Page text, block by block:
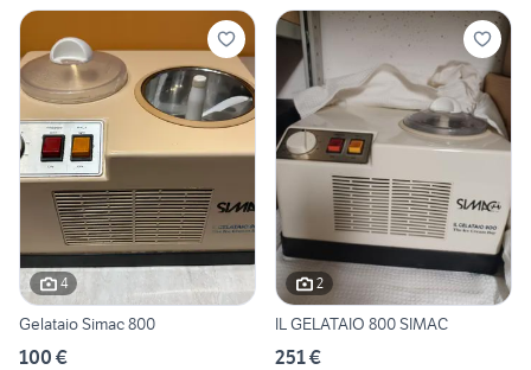
4
Gelataio Simac 800
100 €
2
IL GELATAIO 800 SIMAC
251 €